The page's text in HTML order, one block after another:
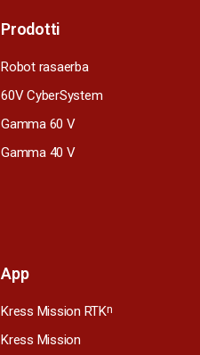
Prodotti
Robot rasaerba
60V CyberSystem
Gamma 60 V
Gamma 40 V
App
Kress Mission RTKn
Kress Mission